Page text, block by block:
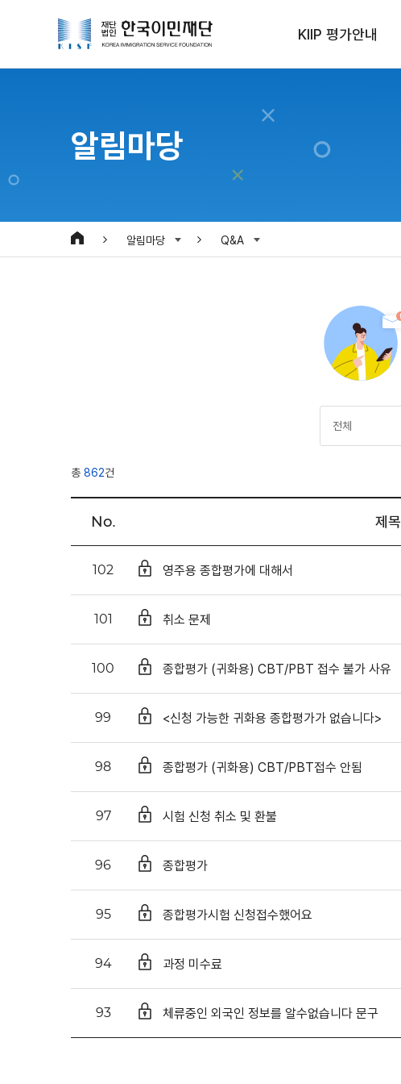
KIIP 평가안내
알림마당
알림마당 Q&A
총 862건
No. 제목
102 영주용 종합평가에 대해서
101 취소 문제
100 종합평가 (귀화용) CBT/PBT 접수 불가 사유
99 <신청 가능한 귀화용 종합평가가 없습니다>
98 종합평가 (귀화용) CBT/PBT접수 안됨
97 시험 신청 취소 및 환불
96 종합평가
95 종합평가시험 신청접수했어요
94 과정 미수료
93 체류중인 외국인 정보를 알수없습니다 문구